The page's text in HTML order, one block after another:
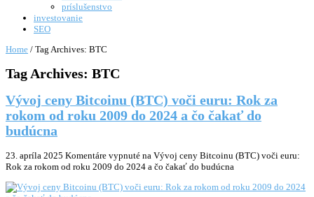
príslušenstvo
investovanie
SEO
Home / Tag Archives: BTC
Tag Archives: BTC
Vývoj ceny Bitcoinu (BTC) voči euru: Rok za
rokom od roku 2009 do 2024 a čo čakať do
budúcna
23. apríla 2025 Komentáre vypnuté na Vývoj ceny Bitcoinu (BTC) voči euru:
Rok za rokom od roku 2009 do 2024 a čo čakať do budúcna